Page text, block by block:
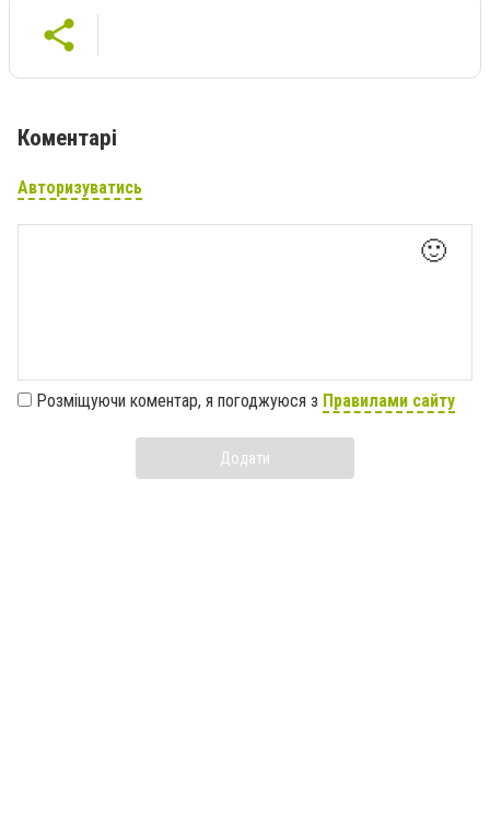
Коментарі
Авторизуватись
🙂
Розміщуючи коментар, я погоджуюся з Правилами сайту
Додати